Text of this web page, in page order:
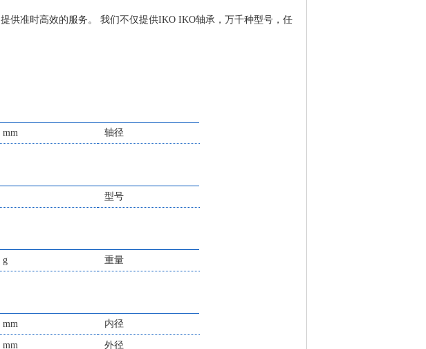
供准时高效的服务。 我们不仅提供IKO IKO轴承，万千种型号，任
mm 轴径
型号
g 重量
mm 内径
mm 外径